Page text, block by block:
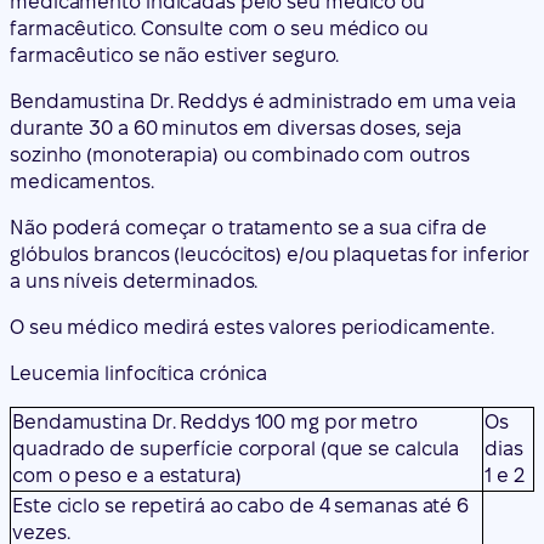
farmacêutico. Consulte com o seu médico ou
farmacêutico se não estiver seguro.
Bendamustina Dr. Reddys é administrado em uma veia
durante 30 a 60 minutos em diversas doses, seja
sozinho (monoterapia) ou combinado com outros
medicamentos.
Não poderá começar o tratamento se a sua cifra de
glóbulos brancos (leucócitos) e/ou plaquetas for inferior
a uns níveis determinados.
O seu médico medirá estes valores periodicamente.
Leucemia linfocítica crónica
Bendamustina Dr. Reddys 100 mg por metro
quadrado de superfície corporal (que se calcula
com o peso e a estatura)
Os
dias
1 e 2
Este ciclo se repetirá ao cabo de 4 semanas até 6
vezes.